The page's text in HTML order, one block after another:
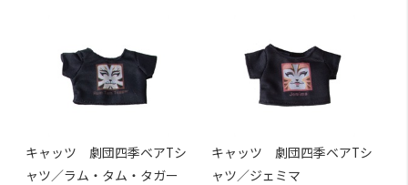
キャッツ 劇団四季ベアTシ
ャツ／ラム・タム・タガー
キャッツ 劇団四季ベアTシ
ャツ／ジェミマ